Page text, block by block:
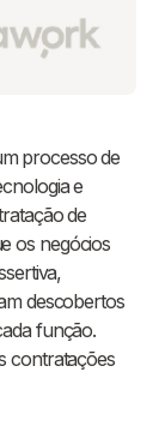
processo de
e
de
os negócios
descobertos
função.
contratações